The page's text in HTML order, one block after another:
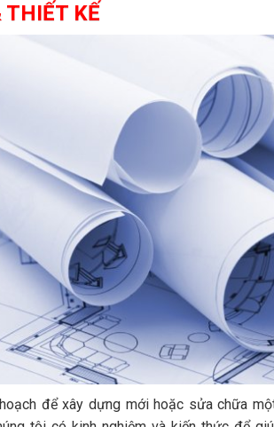
KẾ
để xây dựng mới hoặc sửa chữa